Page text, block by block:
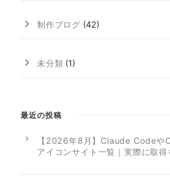
制作ブログ (42)
未分類 (1)
最近の投稿
【2026年8月】Claude Codeや
アイコンサイト一覧｜実際に取得